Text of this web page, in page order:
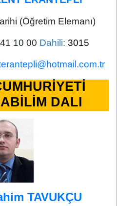
(Öğretim Elemanı)
10 00 Dahili: 3015
DALI
TAVUKÇU